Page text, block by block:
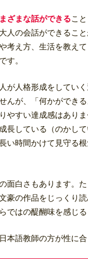
ざまな話ができるこ
人の会話ができること
考え方、生活を教え
す。
が人格形成をしてい
んが、「何かができる
やすい達成感はありま
長している（のかして
い時間かけて見守る
面白さもあります。
豪の作品をじっくり
ではの醍醐味を感じる
本語教師の方が性に合